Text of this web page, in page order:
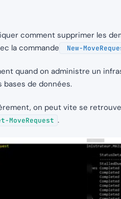
comment supprimer les
la commande
New-
quand on administre un
de données.
on peut vite se
MoveRequest .